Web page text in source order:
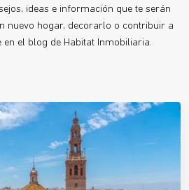
ideas e información que te serán
nuevo hogar, decorarlo o contribuir a
el blog de Habitat Inmobiliaria.